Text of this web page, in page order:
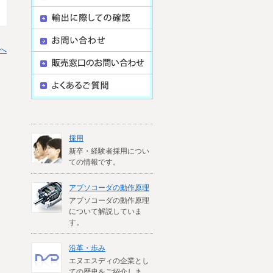
採用
新卒・経験者採用につい
ての情報です。
アブソコーダの動作原理
アブソコーダの動作原理
について解説していま
す。
沿革・歩み
エヌエスディの企業とし